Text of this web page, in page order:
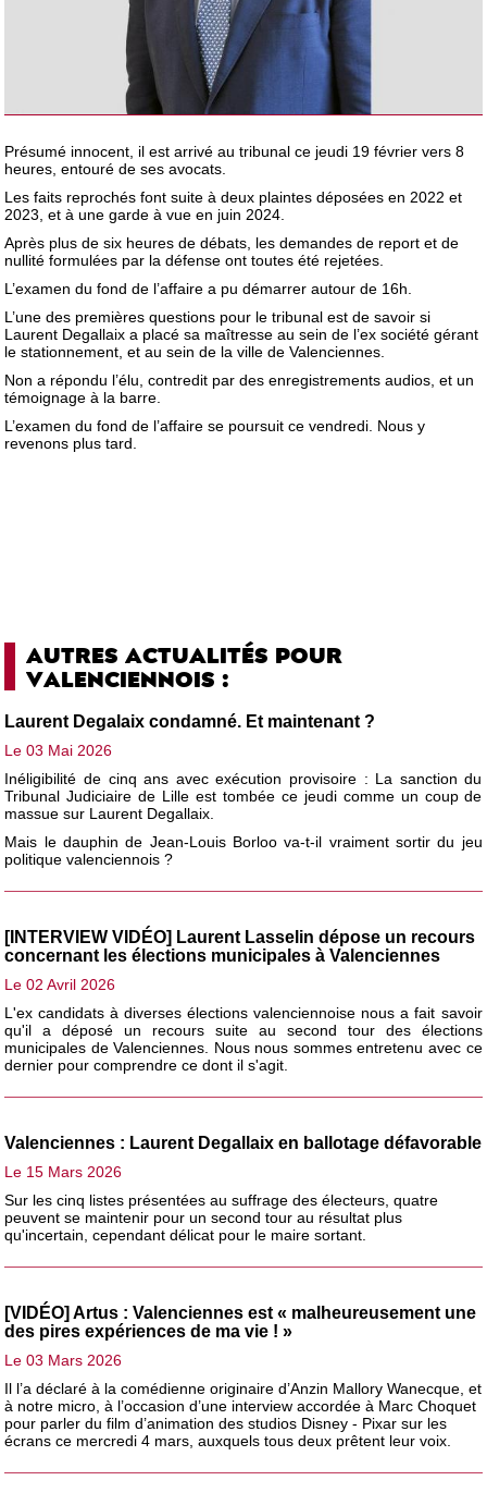
Présumé innocent, il est arrivé au tribunal ce jeudi 19 février vers 8
heures, entouré de ses avocats.
Les faits reprochés font suite à deux plaintes déposées en 2022 et
2023, et à une garde à vue en juin 2024.
Après plus de six heures de débats, les demandes de report et de
nullité formulées par la défense ont toutes été rejetées.
L’examen du fond de l’affaire a pu démarrer autour de 16h.
L’une des premières questions pour le tribunal est de savoir si
Laurent Degallaix a placé sa maîtresse au sein de l’ex société gérant
le stationnement, et au sein de la ville de Valenciennes.
Non a répondu l’élu, contredit par des enregistrements audios, et un
témoignage à la barre.
L’examen du fond de l’affaire se poursuit ce vendredi. Nous y
revenons plus tard.
AUTRES ACTUALITÉS POUR
VALENCIENNOIS :
Laurent Degalaix condamné. Et maintenant ?
Le 03 Mai 2026
Inéligibilité de cinq ans avec exécution provisoire : La sanction du
Tribunal Judiciaire de Lille est tombée ce jeudi comme un coup de
massue sur Laurent Degallaix.
Mais le dauphin de Jean-Louis Borloo va-t-il vraiment sortir du jeu
politique valenciennois ?
[INTERVIEW VIDÉO] Laurent Lasselin dépose un recours
concernant les élections municipales à Valenciennes
Le 02 Avril 2026
L'ex candidats à diverses élections valenciennoise nous a fait savoir
qu'il a déposé un recours suite au second tour des élections
municipales de Valenciennes. Nous nous sommes entretenu avec ce
dernier pour comprendre ce dont il s'agit.
Valenciennes : Laurent Degallaix en ballotage défavorable
Le 15 Mars 2026
Sur les cinq listes présentées au suffrage des électeurs, quatre
peuvent se maintenir pour un second tour au résultat plus
qu'incertain, cependant délicat pour le maire sortant.
[VIDÉO] Artus : Valenciennes est « malheureusement une
des pires expériences de ma vie ! »
Le 03 Mars 2026
Il l’a déclaré à la comédienne originaire d’Anzin Mallory Wanecque, et
à notre micro, à l’occasion d’une interview accordée à Marc Choquet
pour parler du film d’animation des studios Disney - Pixar sur les
écrans ce mercredi 4 mars, auxquels tous deux prêtent leur voix.